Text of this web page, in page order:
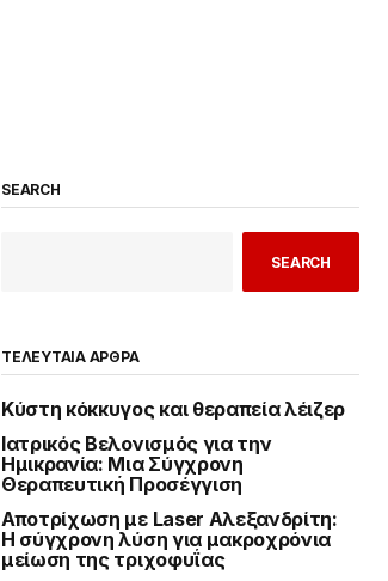
SEARCH
SEARCH
ΤΕΛΕΥΤΑΙΑ ΑΡΘΡΑ
Κύστη κόκκυγος και θεραπεία λέιζερ
Ιατρικός Βελονισμός για την
Ημικρανία: Μια Σύγχρονη
Θεραπευτική Προσέγγιση
Αποτρίχωση με Laser Αλεξανδρίτη:
Η σύγχρονη λύση για μακροχρόνια
μείωση της τριχοφυΐας